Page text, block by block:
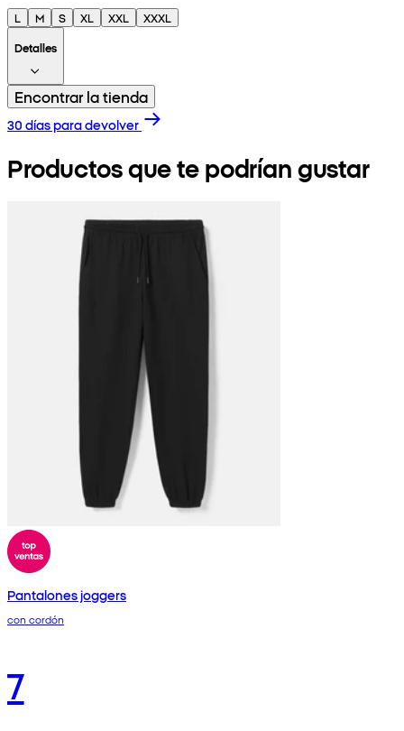
L M S XL XXL
XXXL
Detalles
Encontrar la tienda
30 días para devolver
Productos que te podrían gustar
Pantalones joggers
con cordón
7